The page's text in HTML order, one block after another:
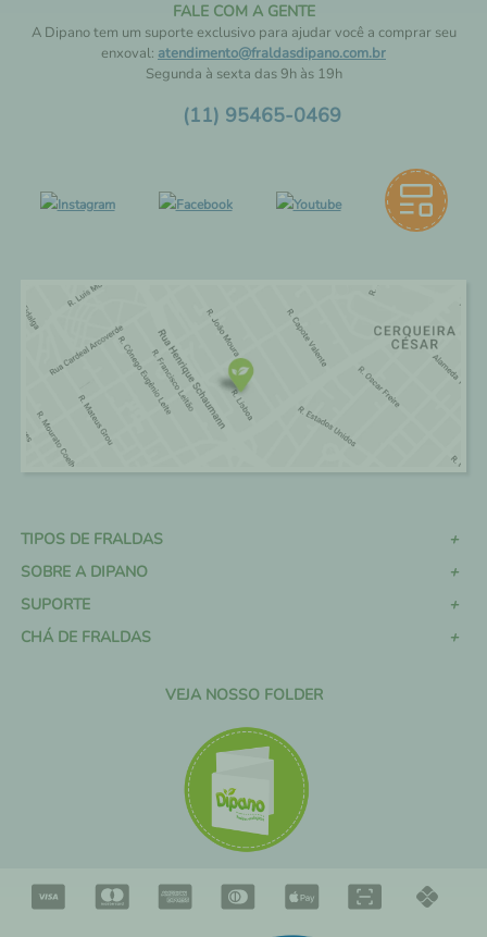
FALE COM A GENTE
A Dipano tem um suporte exclusivo para ajudar você a comprar seu
enxoval: atendimento@fraldasdipano.com.br
Segunda à sexta das 9h às 19h
(11) 95465-0469
TIPOS DE FRALDAS
SOBRE A DIPANO
SUPORTE
CHÁ DE FRALDAS
VEJA NOSSO FOLDER